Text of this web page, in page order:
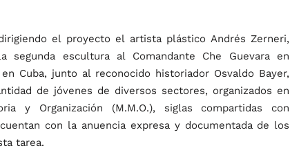
el proyecto el artista plástico Andrés Zerneri,
segunda escultura al Comandante Che Guevara en
Cuba, junto al reconocido historiador Osvaldo Bayer,
de jóvenes de diversos sectores, organizados en
y Organización (M.M.O.), siglas compartidas con
con la anuencia expresa y documentada de los
tarea.